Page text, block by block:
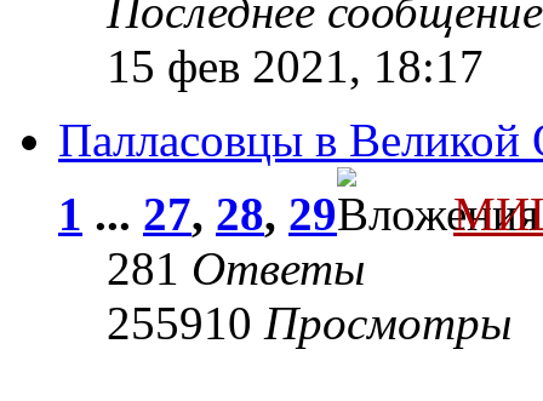
Последнее
15 фев 2021, 18:17
Палласовцы в Великой
1 ... 27, 28, 29
281 Ответы
255910 Просмотры